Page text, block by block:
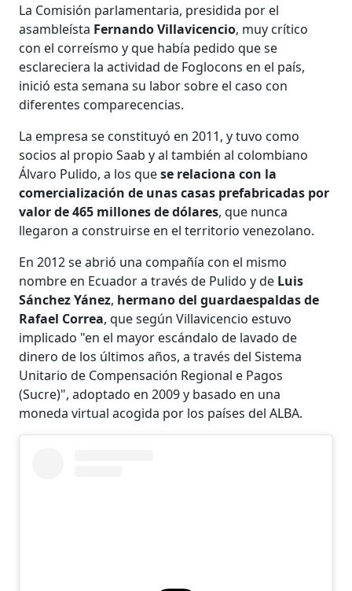
La Comisión parlamentaria, presidida por el
asambleísta Fernando Villavicencio, muy crítico
con el correísmo y que había pedido que se
esclareciera la actividad de Foglocons en el país,
inició esta semana su labor sobre el caso con
diferentes comparecencias.
La empresa se constituyó en 2011, y tuvo como
socios al propio Saab y al también al colombiano
Álvaro Pulido, a los quese relaciona con la
comercialización de unas casas prefabricadas por
valor de 465 millones de dólares, que nunca
llegaron a construirse en el territorio venezolano.
En 2012 se abrió una compañía con el mismo
nombre en Ecuador a través de Pulido y de Luis
Sánchez Yánez, hermano del guardaespaldas de
Rafael Correa, que según Villavicencio estuvo
implicado "en el mayor escándalo de lavado de
dinero de los últimos años, a través del Sistema
Unitario de Compensación Regional e Pagos
(Sucre)", adoptado en 2009 y basado en una
moneda virtual acogida por los países del ALBA.